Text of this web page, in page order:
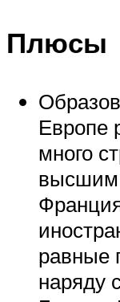
Плюсы
Европе
много
высшим
равные
наряду